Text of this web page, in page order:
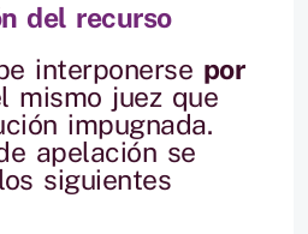
del recurso
interponerse por
mismo juez que
impugnada.
apelación se
siguientes